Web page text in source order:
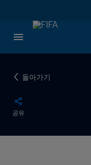
돌아가기
공유